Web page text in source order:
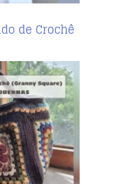
de Crochê